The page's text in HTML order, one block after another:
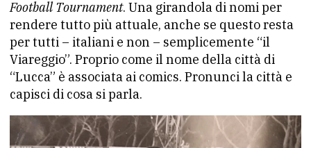
Football Tournament. Una girandola di nomi per
rendere tutto più attuale, anche se questo resta
per tutti – italiani e non – semplicemente “il
Viareggio”. Proprio come il nome della città di
“Lucca” è associata ai comics. Pronunci la città e
capisci di cosa si parla.